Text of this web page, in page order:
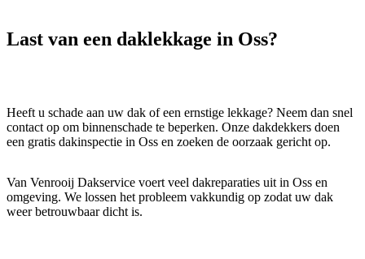
Last van een daklekkage in Oss?
Heeft u schade aan uw dak of een ernstige lekkage? Neem dan snel
contact op om binnenschade te beperken. Onze dakdekkers doen
een gratis dakinspectie in Oss en zoeken de oorzaak gericht op.
Van Venrooij Dakservice voert veel dakreparaties uit in Oss en
omgeving. We lossen het probleem vakkundig op zodat uw dak
weer betrouwbaar dicht is.